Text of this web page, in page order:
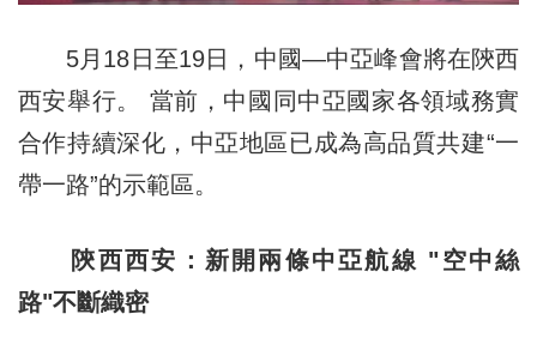
5月18日至19日，中國—中亞峰會將在陝西
西安舉行。 當前，中國同中亞國家各領域務實
合作持續深化，中亞地區已成為高品質共建“一
帶一路”的示範區。
陝西西安：新開兩條中亞航線 "空中絲
路"不斷織密